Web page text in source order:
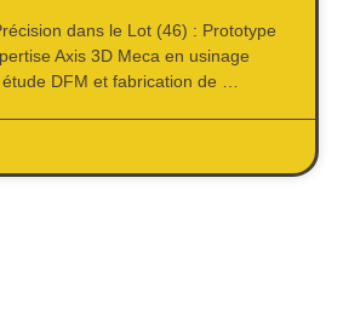
dans le Lot (46) : Prototype
Axis 3D Meca en usinage
DFM et fabrication de …